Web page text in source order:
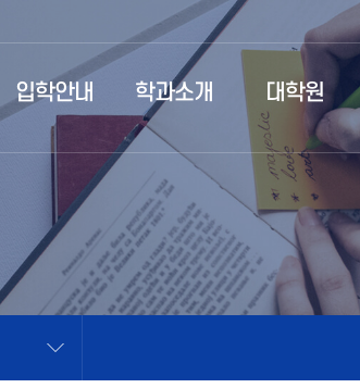
입학안내 학과소개 대학원